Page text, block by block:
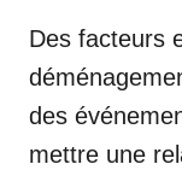
Des facteurs
des
mettre une